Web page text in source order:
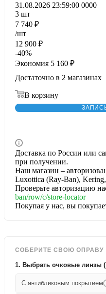
31.08.2026 23:59:00 0000
3 шт
7 740 ₽
/шт
12 900 ₽
-40%
Экономия 5 160 ₽
Достаточно в 2 магазинах
В корзину
Доставка по России или
при получении.
Наш магазин –
Luxottica (Ray-Ban),
Проверьте авторизацию
ban/row/c/store-locator
Покупая у нас, вы
СОБЕРИТЕ СВОЮ ОПРАВУ
1. Выбрать очковые линзы
С антибликовым покрытием